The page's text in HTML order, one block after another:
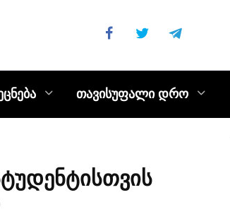
თავისუფალი დრო